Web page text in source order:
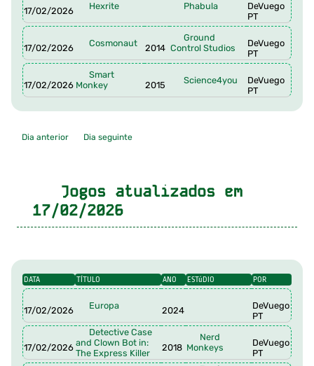
17/02/2026 Hexrite Phabula
DeVuego
PT
17/02/2026 Cosmonaut 2014
Ground
Control Studios
DeVuego
PT
17/02/2026
Smart
Monkey
2015 Science4you
DeVuego
PT
Dia anterior Dia seguinte
Jogos atualizados em
17/02/2026
DATA TÍTULO ANO ESTúDIO POR
17/02/2026 Europa 2024
DeVuego
PT
17/02/2026
Detective Case
and Clown Bot in:
The Express Killer
2018
Nerd
Monkeys
DeVuego
PT